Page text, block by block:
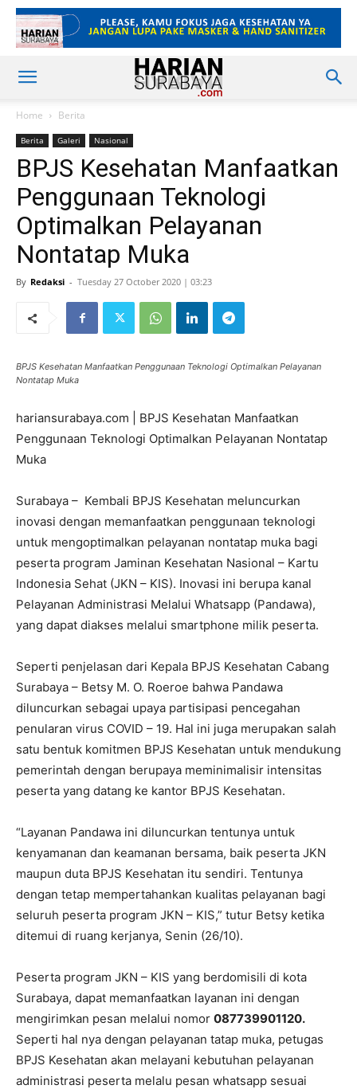
Home Berita
Berita Galeri Nasional
BPJS Kesehatan Manfaatkan
Penggunaan Teknologi
Optimalkan Pelayanan
Nontatap Muka
By Redaksi - Tuesday 27 October 2020 | 03:23
BPJS Kesehatan Manfaatkan Penggunaan Teknologi Optimalkan Pelayanan
Nontatap Muka
hariansurabaya.com | BPJS Kesehatan Manfaatkan
Penggunaan Teknologi Optimalkan Pelayanan Nontatap
Muka
Surabaya – Kembali BPJS Kesehatan meluncurkan
inovasi dengan memanfaatkan penggunaan teknologi
untuk mengoptimalkan pelayanan nontatap muka bagi
peserta program Jaminan Kesehatan Nasional – Kartu
Indonesia Sehat (JKN – KIS). Inovasi ini berupa kanal
Pelayanan Administrasi Melalui Whatsapp (Pandawa),
yang dapat diakses melalui smartphone milik peserta.
Seperti penjelasan dari Kepala BPJS Kesehatan Cabang
Surabaya – Betsy M. O. Roeroe bahwa Pandawa
diluncurkan sebagai upaya partisipasi pencegahan
penularan virus COVID – 19. Hal ini juga merupakan salah
satu bentuk komitmen BPJS Kesehatan untuk mendukung
pemerintah dengan berupaya meminimalisir intensitas
peserta yang datang ke kantor BPJS Kesehatan.
“Layanan Pandawa ini diluncurkan tentunya untuk
kenyamanan dan keamanan bersama, baik peserta JKN
maupun duta BPJS Kesehatan itu sendiri. Tentunya
dengan tetap mempertahankan kualitas pelayanan bagi
seluruh peserta program JKN – KIS,” tutur Betsy ketika
ditemui di ruang kerjanya, Senin (26/10).
Peserta program JKN – KIS yang berdomisili di kota
Surabaya, dapat memanfaatkan layanan ini dengan
mengirimkan pesan melalui nomor 087739901120.
Seperti hal nya dengan pelayanan tatap muka, petugas
BPJS Kesehatan akan melayani kebutuhan pelayanan
administrasi peserta melalu pesan whatsapp sesuai